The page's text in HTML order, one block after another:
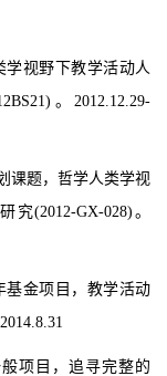
学视野下教学活动人
。2012.12.29-
课题，哲学人类学视
究(2012-GX-028) 。
基金项目，教学活动
项目，追寻完整的